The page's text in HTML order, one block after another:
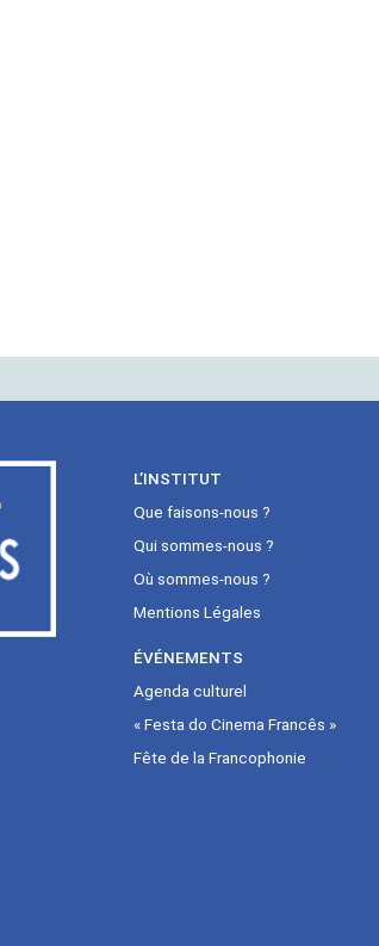
L’INSTITUT
Que faisons-nous ?
Qui sommes-nous ?
Où sommes-nous ?
Mentions Légales
ÉVÉNEMENTS
Agenda culturel
« Festa do Cinema Francês »
Fête de la Francophonie